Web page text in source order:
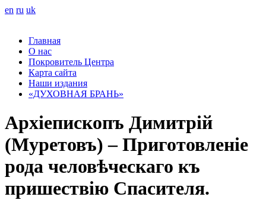
en ru uk
Главная
О нас
Покровитель Центра
Карта сайта
Наши издания
«ДУХОВНАЯ БРАНЬ»
Архіепископъ Димитрій
(Муретовъ) – Приготовленіе
рода человѣческаго къ
пришествію Спасителя.